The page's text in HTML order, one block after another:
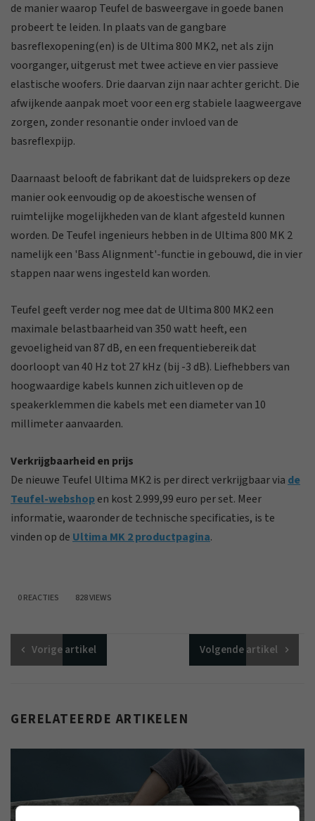
de manier waarop Teufel de basweergave in goede banen
probeert te leiden. In plaats van de gangbare
basreflexopening(en) is de Ultima 800 MK2, net als zijn
voorganger, uitgerust met twee actieve en vier passieve
elastische woofers. Drie daarvan zijn naar achter gericht. Die
afwijkende aanpak moet voor een erg stabiele laagweergave
zorgen, zonder resonantie onder invloed van de
basreflexpijp.
Daarnaast belooft de fabrikant dat de luidsprekers op deze
manier ook eenvoudig op de akoestische wensen of
ruimtelijke mogelijkheden van de klant afgesteld kunnen
worden. De Teufel ingenieurs hebben in de Ultima 800 MK 2
namelijk een 'Bass Alignment'-functie in gebouwd, die in vier
stappen naar wens ingesteld kan worden.
Teufel geeft verder nog mee dat de Ultima 800 MK2 een
maximale belastbaarheid van 350 watt heeft, een
gevoeligheid van 87 dB, en een frequentiebereik dat
doorloopt van 40 Hz tot 27 kHz (bij -3 dB). Liefhebbers van
hoogwaardige kabels kunnen zich uitleven op de
speakerklemmen die kabels met een diameter van 10
millimeter aanvaarden.
Verkrijgbaarheid en prijs
De nieuwe Teufel Ultima MK2 is per direct verkrijgbaar via de
Teufel-webshopen kost 2.999,99 euro per set. Meer
informatie, waaronder de technische specificaties, is te
vinden op de Ultima MK 2 productpagina.
0 REACTIES 828 VIEWS
Vorigeartikel Volgendeartikel
GERELATEERDE ARTIKELEN